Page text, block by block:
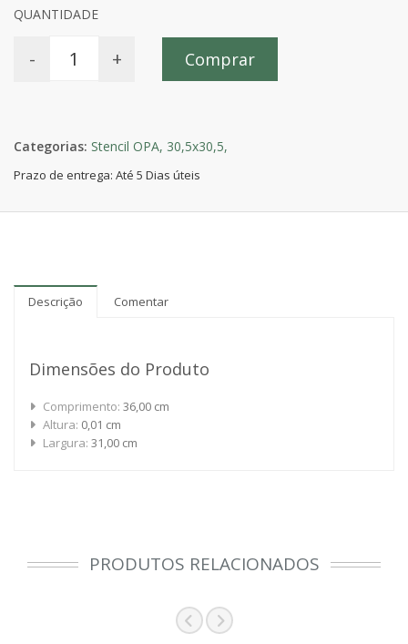
QUANTIDADE
- + Comprar
Categorias: Stencil OPA, 30,5x30,5,
Prazo de entrega: Até 5 Dias úteis
Descrição Comentar
Dimensões do Produto
Comprimento: 36,00 cm
Altura: 0,01 cm
Largura: 31,00 cm
PRODUTOS RELACIONADOS